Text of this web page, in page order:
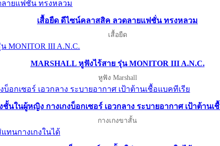
เสื้อยืด ดีไซน์คลาสสิค ลวดลายแฟชั่น ทรงหลวม
เสื้อยืด
MARSHALL หูฟังไร้สาย รุ่น MONITOR III A.N.C.
หูฟัง Marshall
ชั้นในผู้หญิง กางเกงบ็อกเซอร์ เอวกลาง ระบายอากาศ เป้าต้านเ
กางเกงขาสั้น